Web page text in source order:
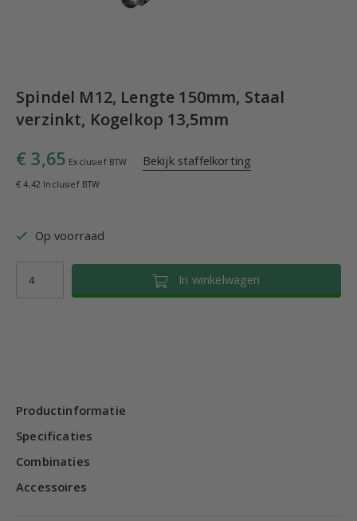
Spindel M12, Lengte 150mm, Staal
verzinkt, Kogelkop 13,5mm
€ 3,65 Exclusief BTW Bekijk staffelkorting
€ 4,42 Inclusief BTW
Op voorraad
In winkelwagen
Productinformatie
Specificaties
Combinaties
Accessoires